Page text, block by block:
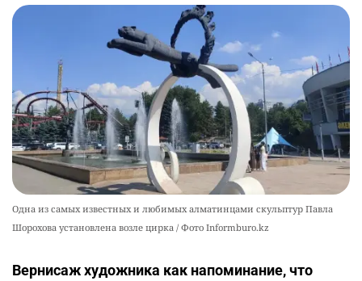
10
1 22
Одна из самых известных и любимых алматинцами скульптур Павла
Шорохова установлена возле цирка / Фото Informburo.kz
Вернисаж художника как напоминание, что